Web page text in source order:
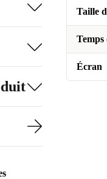
Taille
Temps
Écran